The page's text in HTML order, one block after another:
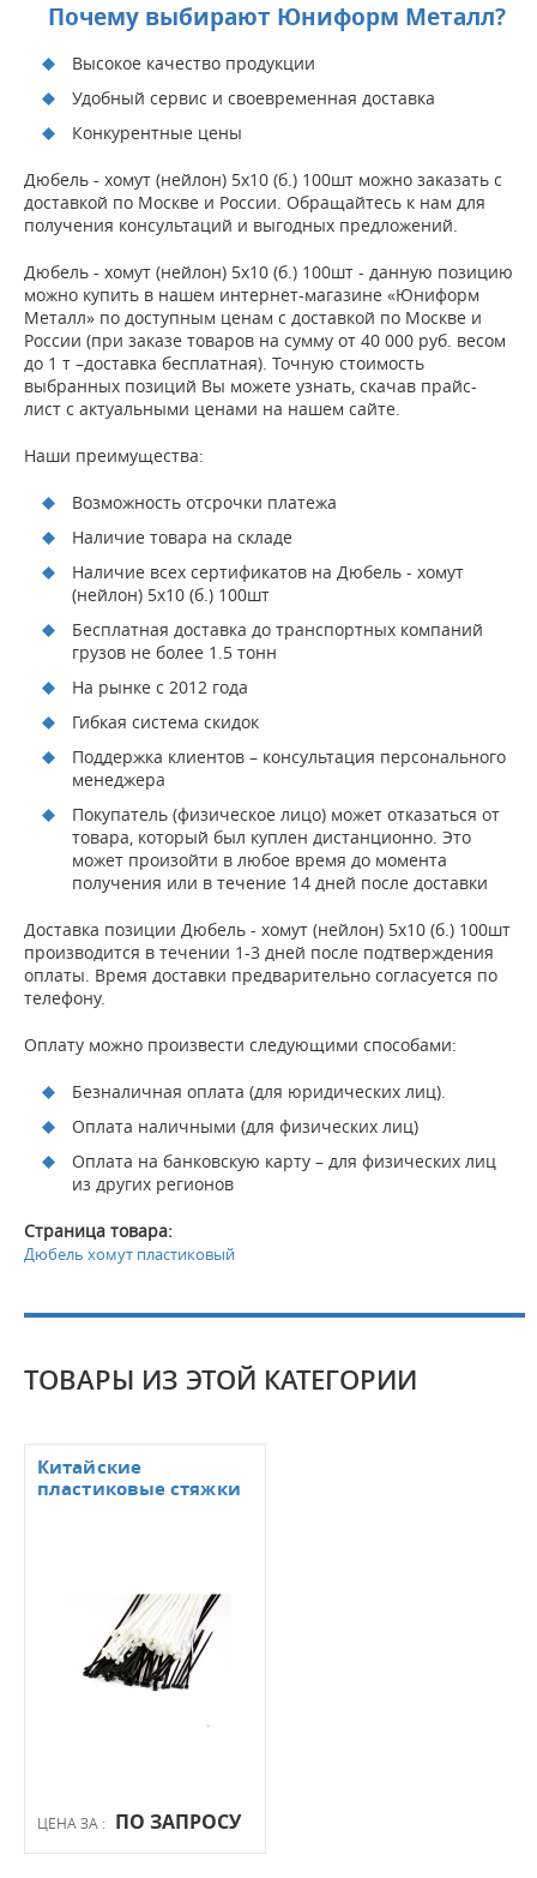
Почему выбирают Юниформ Металл?
Высокое качество продукции
Удобный сервис и своевременная доставка
Конкурентные цены
Дюбель - хомут (нейлон) 5х10 (б.) 100шт можно заказать с
доставкой по Москве и России. Обращайтесь к нам для
получения консультаций и выгодных предложений.
Дюбель - хомут (нейлон) 5х10 (б.) 100шт - данную позицию
можно купить в нашем интернет-магазине «Юниформ
Металл» по доступным ценам с доставкой по Москве и
России (при заказе товаров на сумму от 40 000 руб. весом
до 1 т –доставка бесплатная). Точную стоимость
выбранных позиций Вы можете узнать, скачав прайс-
лист с актуальными ценами на нашем сайте.
Наши преимущества:
Возможность отсрочки платежа
Наличие товара на складе
Наличие всех сертификатов на Дюбель - хомут
(нейлон) 5х10 (б.) 100шт
Бесплатная доставка до транспортных компаний
грузов не более 1.5 тонн
На рынке с 2012 года
Гибкая система скидок
Поддержка клиентов – консультация персонального
менеджера
Покупатель (физическое лицо) может отказаться от
товара, который был куплен дистанционно. Это
может произойти в любое время до момента
получения или в течение 14 дней после доставки
Доставка позиции Дюбель - хомут (нейлон) 5х10 (б.) 100шт
производится в течении 1-3 дней после подтверждения
оплаты. Время доставки предварительно согласуется по
телефону.
Оплату можно произвести следующими способами:
Безналичная оплата (для юридических лиц).
Оплата наличными (для физических лиц)
Оплата на банковскую карту – для физических лиц
из других регионов
Страница товара:
Дюбель хомут пластиковый
ТОВАРЫ ИЗ ЭТОЙ КАТЕГОРИИ
ЦЕНА ЗА : ПО ЗАПРОСУ
Китайские
пластиковые стяжки